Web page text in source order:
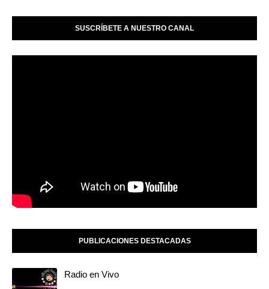
SUSCRÍBETE A NUESTRO CANAL
PUBLICACIONES DESTACADAS
Radio en Vivo